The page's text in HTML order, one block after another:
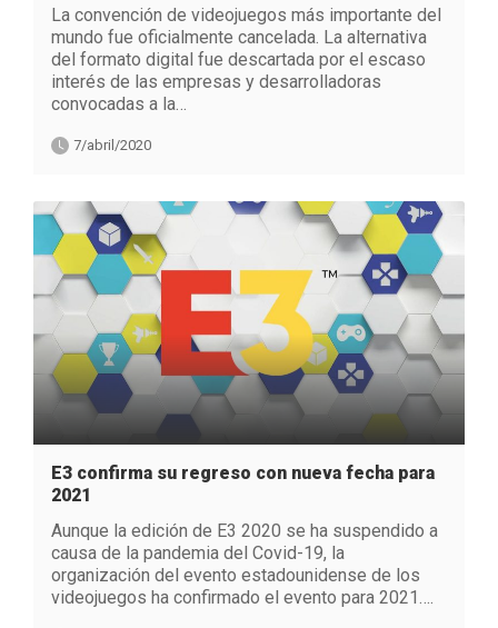
La convención de videojuegos más importante del
mundo fue oficialmente cancelada. La alternativa
del formato digital fue descartada por el escaso
interés de las empresas y desarrolladoras
convocadas a la…
7/abril/2020
E3 confirma su regreso con nueva fecha para
2021
Aunque la edición de E3 2020 se ha suspendido a
causa de la pandemia del Covid-19, la
organización del evento estadounidense de los
videojuegos ha confirmado el evento para 2021….